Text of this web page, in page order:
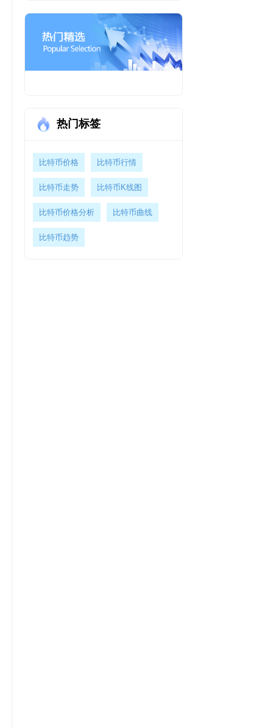
热门标签
比特币价格 比特币行情
比特币走势 比特币K线图
比特币价格分析 比特币曲线
比特币趋势